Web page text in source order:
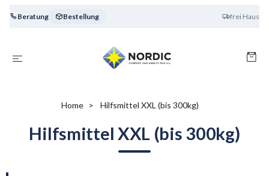
Beratung frei Haus
Bestellung
Home Hilfsmittel XXL (bis 300kg)
Hilfsmittel XXL (bis 300kg)